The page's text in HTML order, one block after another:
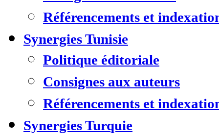
Référencements et
Synergies Tunisie
Politique éditoriale
Consignes aux auteurs
Référencements et
Synergies Turquie